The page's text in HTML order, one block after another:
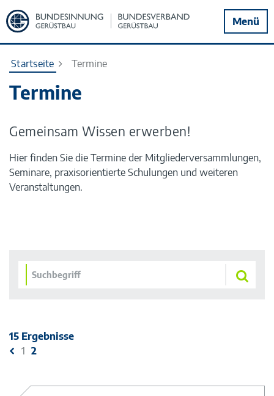
Zur
Startseite
Menü
Startseite Termine
Termine
Gemeinsam Wissen erwerben!
Hier finden Sie die Termine der Mitgliederversammlungen,
Seminare, praxisorientierte Schulungen und weiteren
Veranstaltungen.
15 Ergebnisse
1 2